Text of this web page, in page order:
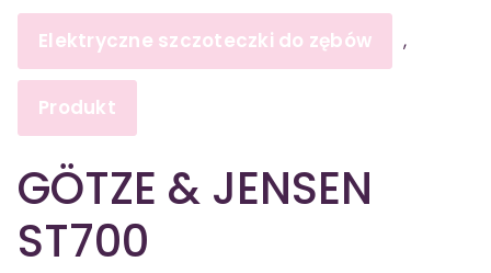
Elektryczne szczoteczki do zębów ,
Produkt
GÖTZE & JENSEN
ST700